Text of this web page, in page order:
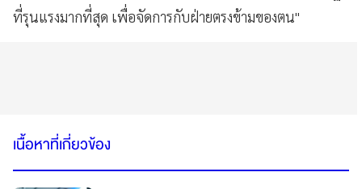
ที่รุนแรงมากที่สุด เพื่อจัดการกับฝ่ายตรงข้ามของตน"
เนื้อหาที่เกี่ยวข้อง